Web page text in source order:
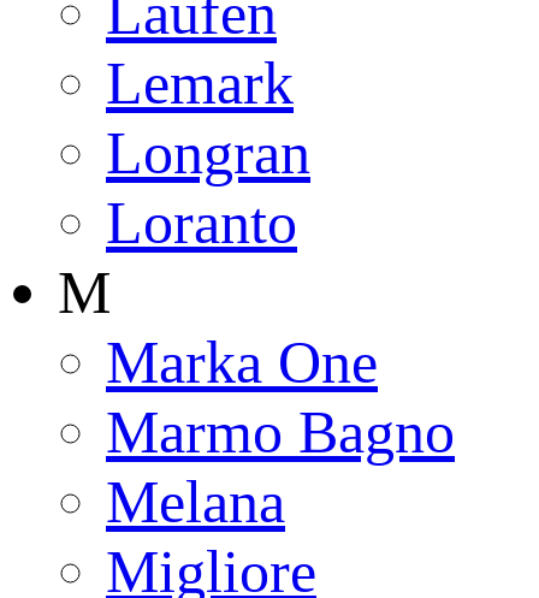
Laufen
Lemark
Longran
Loranto
M
Marka One
Marmo Bagno
Melana
Migliore